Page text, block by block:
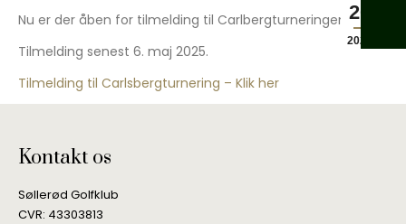
20
2023
Nu er der åben for tilmelding til Carlbergturneringen 20235
Tilmelding senest 6. maj 2025.
Tilmelding til Carlsbergturnering – Klik her
Kontakt os
Søllerød Golfklub
CVR: 43303813